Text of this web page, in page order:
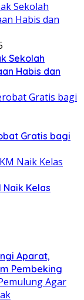
Sekolah
Habis dan
Gratis bagi
Naik Kelas
Aparat,
Pembeking